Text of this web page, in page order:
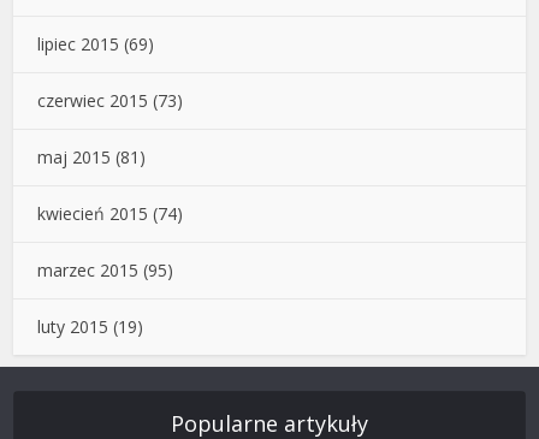
lipiec 2015 (69)
czerwiec 2015 (73)
maj 2015 (81)
kwiecień 2015 (74)
marzec 2015 (95)
luty 2015 (19)
Popularne artykuły